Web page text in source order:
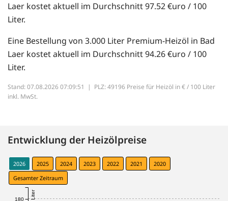
Laer kostet aktuell im Durchschnitt 97.52 €uro / 100
Liter.
Eine Bestellung von 3.000 Liter Premium-Heizöl in Bad
Laer kostet aktuell im Durchschnitt 94.26 €uro / 100
Liter.
Stand: 07.08.2026 07:09:51 | PLZ: 49196 Preise für Heizöl in € / 100 Liter
inkl. MwSt.
Entwicklung der Heizölpreise
2026 2025 2024 2023 2022 2021
2020
Gesamter Zeitraum
180